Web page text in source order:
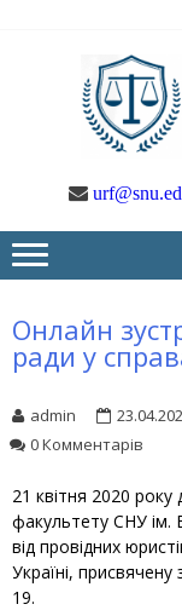
navigation
Онлайн
ради у
admin
0 Комментарів
21 квітня 2020 року
факультету СНУ ім.
від провідних
Україні, присвячену
19.